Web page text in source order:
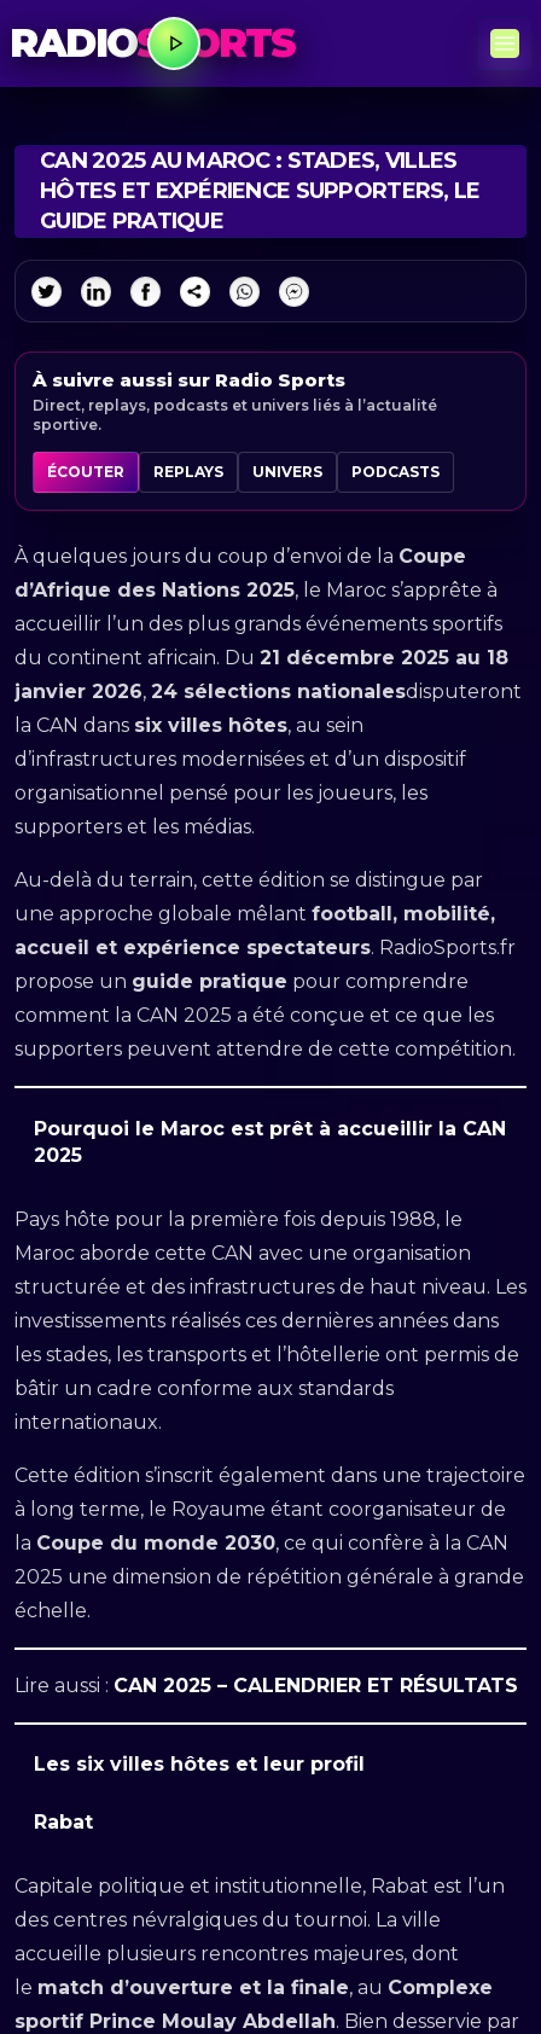
RADIOSPORTS
CAN 2025 AU MAROC : STADES, VILLES
HÔTES ET EXPÉRIENCE SUPPORTERS, LE
GUIDE PRATIQUE
À suivre aussi sur Radio Sports
Direct, replays, podcasts et univers liés à l’actualité
sportive.
ÉCOUTER REPLAYS UNIVERS PODCASTS
À quelques jours du coup d’envoi de la Coupe
d’Afrique des Nations 2025, le Maroc s’apprête à
accueillir l’un des plus grands événements sportifs
du continent africain. Du 21 décembre 2025 au 18
janvier 2026, 24 sélections nationalesdisputeront
la CAN dans six villes hôtes, au sein
d’infrastructures modernisées et d’un dispositif
organisationnel pensé pour les joueurs, les
supporters et les médias.
Au-delà du terrain, cette édition se distingue par
une approche globale mêlant football, mobilité,
accueil et expérience spectateurs. RadioSports.fr
propose un guide pratique pour comprendre
comment la CAN 2025 a été conçue et ce que les
supporters peuvent attendre de cette compétition.
Pourquoi le Maroc est prêt à accueillir la CAN
2025
Pays hôte pour la première fois depuis 1988, le
Maroc aborde cette CAN avec une organisation
structurée et des infrastructures de haut niveau. Les
investissements réalisés ces dernières années dans
les stades, les transports et l’hôtellerie ont permis de
bâtir un cadre conforme aux standards
internationaux.
Cette édition s’inscrit également dans une trajectoire
à long terme, le Royaume étant coorganisateur de
la Coupe du monde 2030, ce qui confère à la CAN
2025 une dimension de répétition générale à grande
échelle.
Lire aussi : CAN 2025 – CALENDRIER ET RÉSULTATS
Les six villes hôtes et leur profil
Rabat
Capitale politique et institutionnelle, Rabat est l’un
des centres névralgiques du tournoi. La ville
accueille plusieurs rencontres majeures, dont
le match d’ouverture et la finale, au Complexe
sportif Prince Moulay Abdellah. Bien desservie par